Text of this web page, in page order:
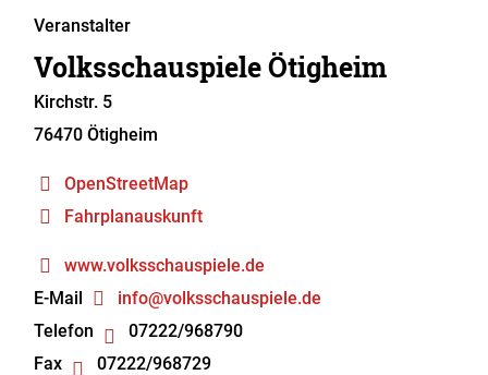
Veranstalter
Volksschauspiele Ötigheim
Kirchstr. 5
76470 Ötigheim
OpenStreetMap
Fahrplanauskunft
www.volksschauspiele.de
E-Mail
info@volksschauspiele.de
Telefon
07222/968790
Fax
07222/968729